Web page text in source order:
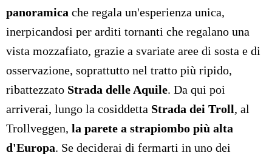
panoramica che regala un'esperienza unica,
inerpicandosi per arditi tornanti che regalano una
vista mozzafiato, grazie a svariate aree di sosta e di
osservazione, soprattutto nel tratto più ripido,
ribattezzato Strada delle Aquile. Da qui poi
arriverai, lungo la cosiddetta Strada dei Troll, al
Trollveggen, la parete a strapiombo più alta
d'Europa. Se deciderai di fermarti in uno dei